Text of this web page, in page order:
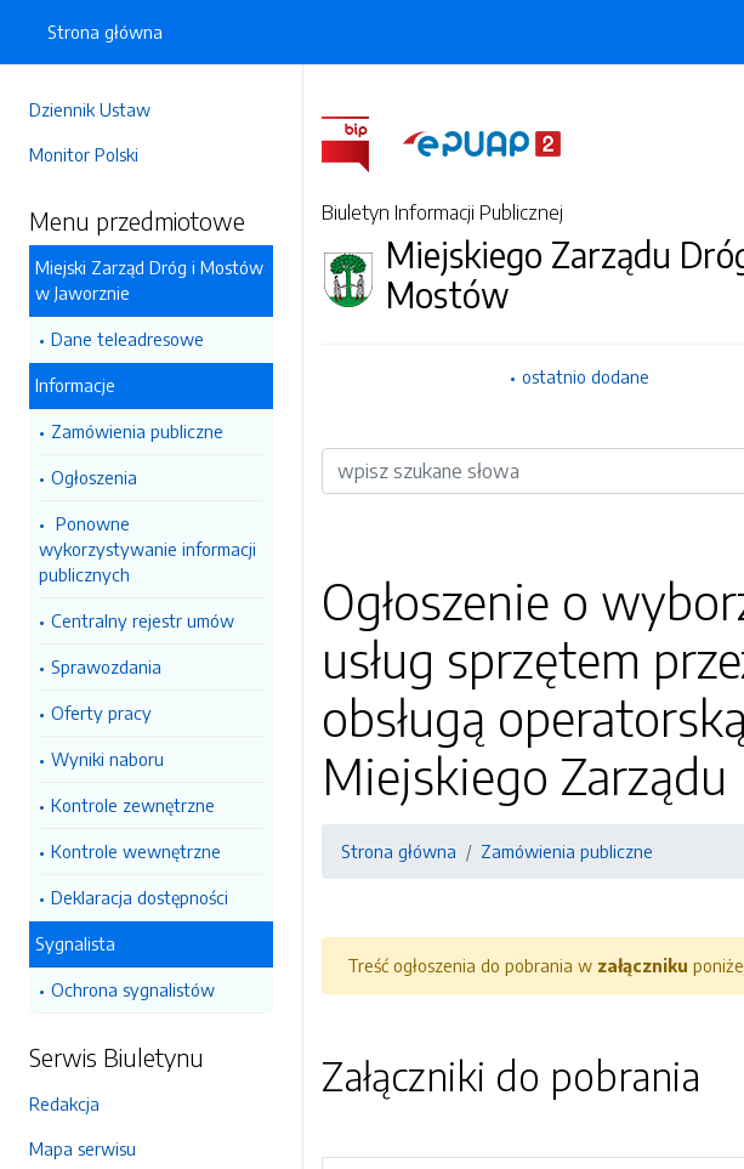
Dziennik Ustaw
Monitor Polski
Menu przedmiotowe
Miejski Zarząd Dróg i Mostów
w Jaworznie
Dane teleadresowe
Informacje
Zamówienia publiczne
Ogłoszenia
Ponowne
wykorzystywanie informacji
publicznych
Centralny rejestr umów
Sprawozdania
Oferty pracy
Wyniki naboru
Kontrole zewnętrzne
Kontrole wewnętrzne
Deklaracja dostępności
Sygnalista
Ochrona sygnalistów
Serwis Biuletynu
Redakcja
Mapa serwisu
Strona główna
Biuletyn Informacji Publicznej
Miejskiego Zarządu
Mostów
ostatnio dodane
Wyszukiwarka
Ogłoszenie o
usług sprzętem
obsługą
Miejskiego
Strona główna Zamówienia publiczne
Treść ogłoszenia do pobrania w załączniku
Załączniki do pobrania